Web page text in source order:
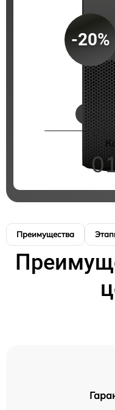
-20%
Преимущества